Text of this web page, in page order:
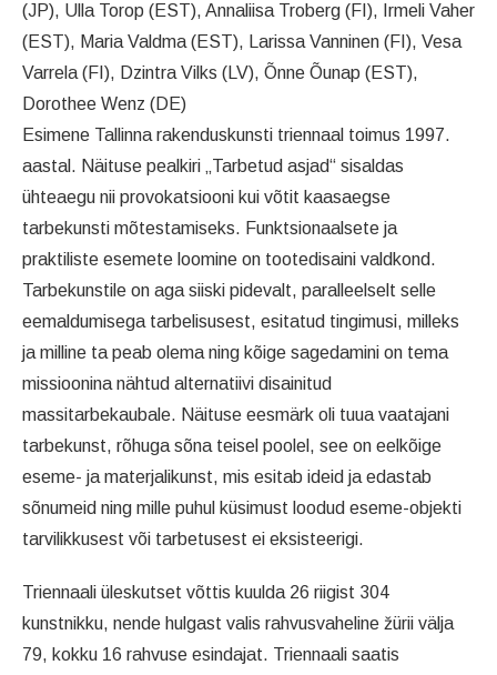
(JP), Ulla Torop (EST), Annaliisa Troberg (FI), Irmeli Vaher
(EST), Maria Valdma (EST), Larissa Vanninen (FI), Vesa
Varrela (FI), Dzintra Vilks (LV), Õnne Õunap (EST),
Dorothee Wenz (DE)
Esimene Tallinna rakenduskunsti triennaal toimus 1997.
aastal. Näituse pealkiri „Tarbetud asjad“ sisaldas
ühteaegu nii provokatsiooni kui võtit kaasaegse
tarbekunsti mõtestamiseks. Funktsionaalsete ja
praktiliste esemete loomine on tootedisaini valdkond.
Tarbekunstile on aga siiski pidevalt, paralleelselt selle
eemaldumisega tarbelisusest, esitatud tingimusi, milleks
ja milline ta peab olema ning kõige sagedamini on tema
missioonina nähtud alternatiivi disainitud
massitarbekaubale. Näituse eesmärk oli tuua vaatajani
tarbekunst, rõhuga sõna teisel poolel, see on eelkõige
eseme- ja materjalikunst, mis esitab ideid ja edastab
sõnumeid ning mille puhul küsimust loodud eseme-objekti
tarvilikkusest või tarbetusest ei eksisteerigi.
Triennaali üleskutset võttis kuulda 26 riigist 304
kunstnikku, nende hulgast valis rahvusvaheline žürii välja
79, kokku 16 rahvuse esindajat. Triennaali saatis